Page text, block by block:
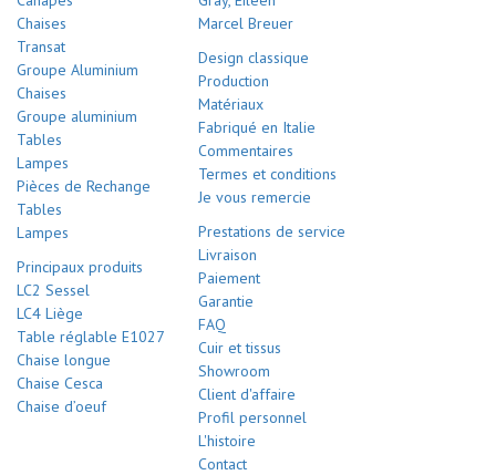
Chaises
Transat
Groupe Aluminium
Chaises
Groupe aluminium
Tables
Lampes
Pièces de Rechange
Tables
Lampes
Principaux produits
LC2 Sessel
LC4 Liège
Table réglable E1027
Chaise longue
Chaise Cesca
Chaise d’oeuf
Marcel Breuer
Design classique
Production
Matériaux
Fabriqué en Italie
Commentaires
Termes et conditions
Je vous remercie
Prestations de service
Livraison
Paiement
Garantie
FAQ
Cuir et tissus
Showroom
Client d'affaire
Profil personnel
L'histoire
Contact